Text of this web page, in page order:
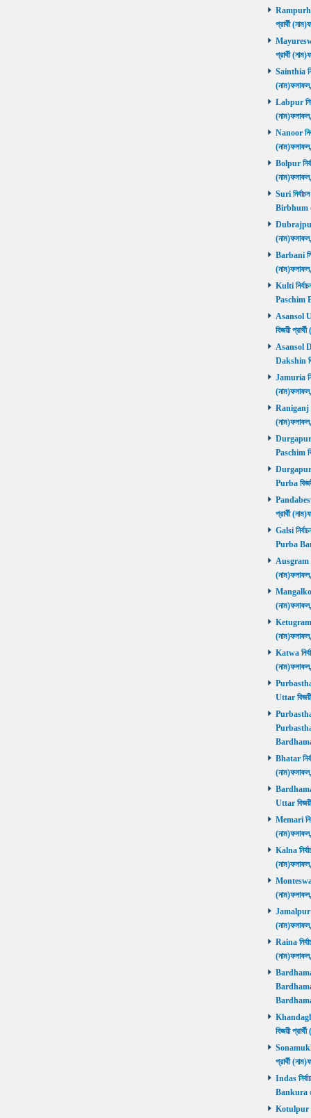
Rampurhat
প্রার্থী
প্রার্থী
Sainthia
Labpur
Nanoor
Bolpur
Suri
Birbhum
Dubrajpur
Barbani
Kulti
Paschim
Asansol
বিজয়ী
Asansol
Dakshin
Jamuria
Raniganj
Durgapur
Paschim
Durgapur
Purba
প্রার্থী
Galsi
Purba
Ausgram
Mangalkot
Ketugram
Katwa
Uttar
Bhatar
Uttar
Memari
Kalna
Monteswar
Jamalpur
Raina
বিজয়ী
Sonamukhi
প্রার্থী
Indas
Bankura
Kotulpur